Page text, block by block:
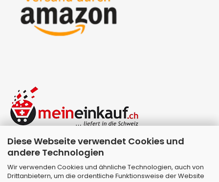
Diese Webseite verwendet Cookies und
andere Technologien
Wir verwenden Cookies und ähnliche Technologien, auch von
Drittanbietern, um die ordentliche Funktionsweise der Website